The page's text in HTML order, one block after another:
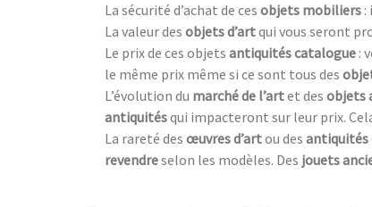
La sécurité d’achat de ces objets mobiliers :
La valeur des objets d’artqui vous seront
Le prix de ces objets antiquités catalogue :
le même prix même si ce sont tous des
L’évolution du marché de l’artet des objets
antiquitésqui impacteront sur leur prix.
La rareté des œuvres d’artou des antiquités
revendreselon les modèles. Des jouets